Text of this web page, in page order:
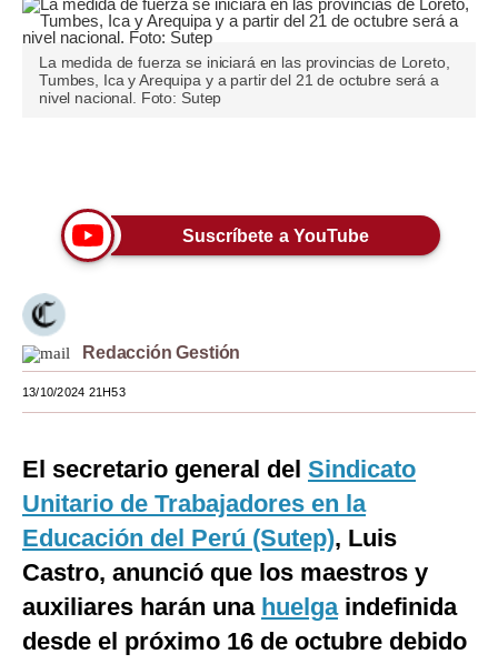
Editorial
Pregunta de hoy
Lujo
Viajes
Moda
Estilos
Mundo
México
España
Internacional
Tecnología
Club del Suscriptor
La medida de fuerza se iniciará en las provincias de Loreto,
Tumbes, Ica y Arequipa y a partir del 21 de octubre será a
nivel nacional. Foto: Sutep
Suscríbete a YouTube
Redacción Gestión
13/10/2024 21H53
El secretario general del Sindicato
Unitario de Trabajadores en la
Educación del Perú (Sutep), Luis
Castro, anunció que los maestros y
auxiliares harán una huelgaindefinida
desde el próximo 16 de octubre debido